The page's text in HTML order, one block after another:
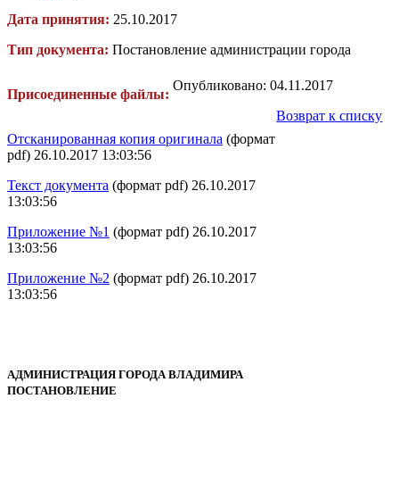
Дата принятия: 25.10.2017
Тип документа: Постановление администрации города
Присоединенные файлы:
Отсканированная копия оригинала (формат
pdf) 26.10.2017 13:03:56
Текст документа (формат pdf) 26.10.2017
13:03:56
Приложение №1 (формат pdf) 26.10.2017
13:03:56
Приложение №2 (формат pdf) 26.10.2017
13:03:56
АДМИНИСТРАЦИЯ ГОРОДА ВЛАДИМИРА
ПОСТАНОВЛЕНИЕ
Опубликовано: 04.11.2017
Возврат к списку